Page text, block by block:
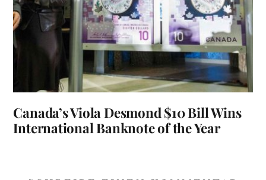
Canada’s Viola Desmond $10 Bill Wins
International Banknote of the Year